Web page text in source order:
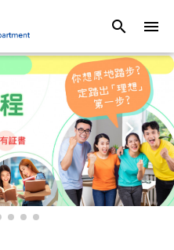
search menu